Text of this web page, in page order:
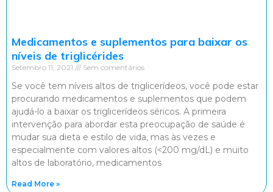
Medicamentos e suplementos para baixar os
níveis de triglicérides
Setembro 11, 2021 Sem comentários
Se você tem níveis altos de triglicerídeos, você pode estar
procurando medicamentos e suplementos que podem
ajudá-lo a baixar os triglicerídeos séricos. A primeira
intervenção para abordar esta preocupação de saúde é
mudar sua dieta e estilo de vida, mas às vezes e
especialmente com valores altos (<200 mg/dL) e muito
altos de laboratório, medicamentos
Read More »